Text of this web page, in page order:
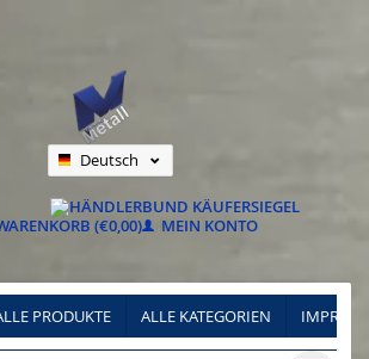
Deutsch
Français
(€0,00) MEIN KONTO
PRODUKTE ALLE KATEGORIEN